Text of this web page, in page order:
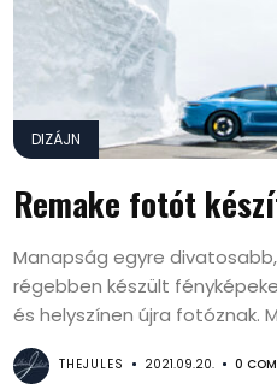
DIZÁJN
Remake fotót
Manapság egyre
régebben készült
és helyszínen újra fotóznak.
THEJULES 2021.09.20. 0